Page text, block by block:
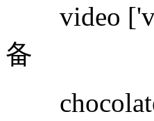
video
备
chocolate